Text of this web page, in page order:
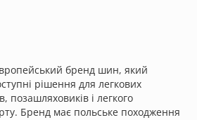
бренд шин, який
рішення для легкових
позашляховиків і легкого
Бренд має польське походження